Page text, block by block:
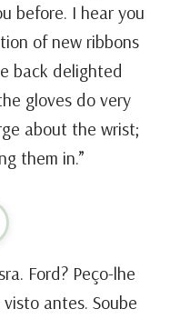
before. I hear you
of new ribbons
back delighted
gloves do very
about the wrist;
them in.”
Ford? Peço-lhe
antes. Soube